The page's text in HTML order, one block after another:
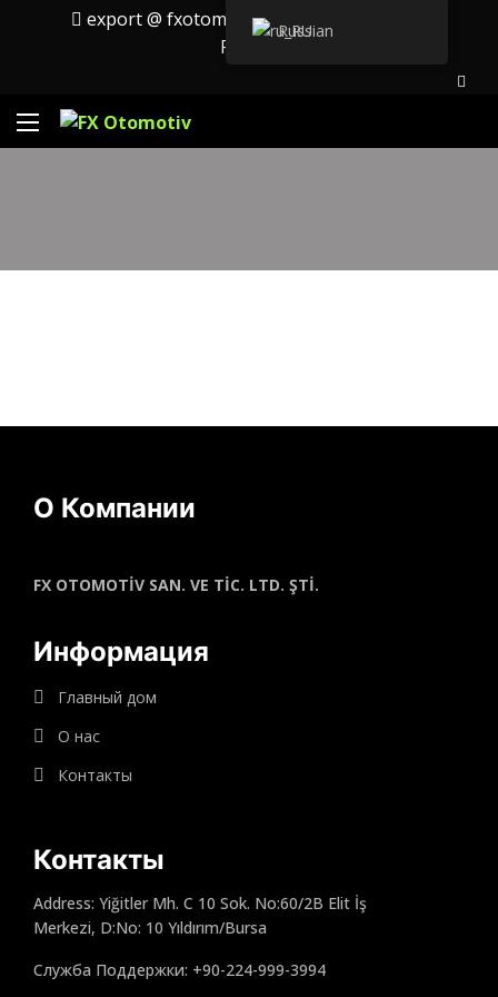
export @ fxotomotiv.com
Русский
О Компании
FX OTOMOTİV SAN. VE TİC. LTD. ŞTİ.
Информация
Главный дом
О нас
Контакты
Контакты
Address: Yiğitler Mh. C 10 Sok. No:60/2B Elit İş
Merkezi, D:No: 10 Yıldırım/Bursa
Служба Поддержки: +90-224-999-3994
Russian